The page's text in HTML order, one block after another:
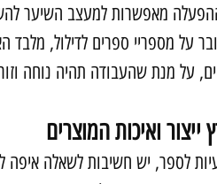
מאפשרות למעצב השיער
על מספריי ספרים לדילול, מלבד
על מנת שהעבודה תהיה נוחה
ואיכות המוצרים
לספר, יש חשיבות לשאלה איפה